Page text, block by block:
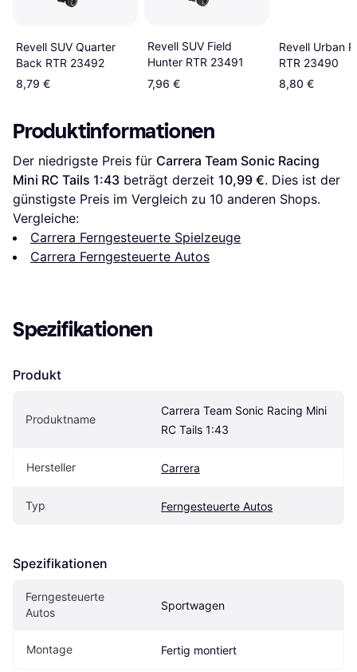
Revell SUV Quarter
Back RTR 23492
8,79 €
Revell SUV Field
Hunter RTR 23491
7,96 €
Revell Urban
RTR 23490
8,80 €
Produktinformationen
Der niedrigste Preis für Carrera Team Sonic Racing
Mini RC Tails 1:43 beträgt derzeit 10,99 €. Dies ist der
günstigste Preis im Vergleich zu 10 anderen Shops.
Vergleiche:
Carrera Ferngesteuerte Spielzeuge
Carrera Ferngesteuerte Autos
Spezifikationen
Produkt
Produktname
Carrera Team Sonic Racing Mini
RC Tails 1:43
Hersteller Carrera
Typ Ferngesteuerte Autos
Spezifikationen
Ferngesteuerte
Autos
Sportwagen
Montage Fertig montiert